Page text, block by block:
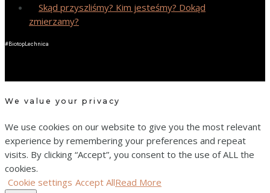
Skąd przyszliśmy? Kim jesteśmy? Dokąd
zmierzamy?
#BiotopLechnica
We value your privacy
We use cookies on our website to give you the most relevant
experience by remembering your preferences and repeat
visits. By clicking “Accept”, you consent to the use of ALL the
cookies.
Cookie settings Accept AllRead More